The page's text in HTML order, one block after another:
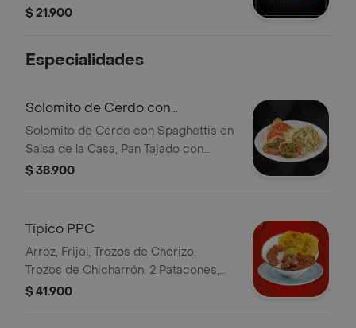
$ 21.900
Especialidades
Solomito de Cerdo con
Spaghettis
Solomito de Cerdo con Spaghettis en
Salsa de la Casa, Pan Tajado con
Queso Gratinado, Rodaja de Tomate
$ 38.900
Típico PPC
Arroz, Frijol, Trozos de Chorizo,
Trozos de Chicharrón, 2 Patacones,
Guacamole
$ 41.900